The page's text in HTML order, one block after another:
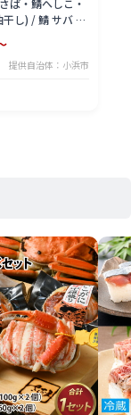
ば・鯖へしこ・
し) / 鯖 サバ さ
店 【配送不可
縄・離島】
提供自治体：小浜市